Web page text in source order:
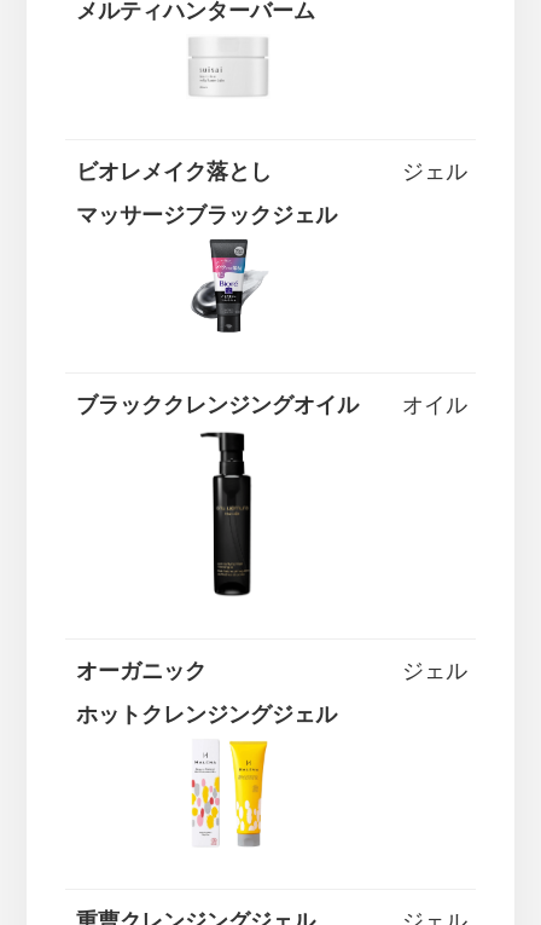
メルティハンターバーム
ビオレメイク落とし
マッサージブラックジェル
ジェル
ブラッククレンジングオイル オイル
オーガニック
ホットクレンジングジェル
ジェル